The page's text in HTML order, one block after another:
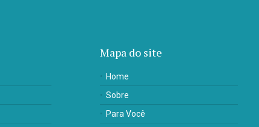
Mapa do site
Home
Sobre
Para Você